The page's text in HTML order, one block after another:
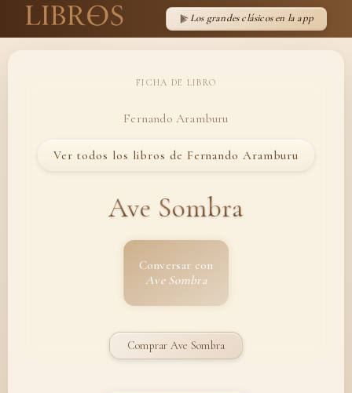
Los grandes clásicos en la app
FICHA DE LIBRO
Fernando Aramburu
Ver todos los libros de Fernando Aramburu
Ave Sombra
Conversar con
Ave Sombra
Comprar Ave Sombra